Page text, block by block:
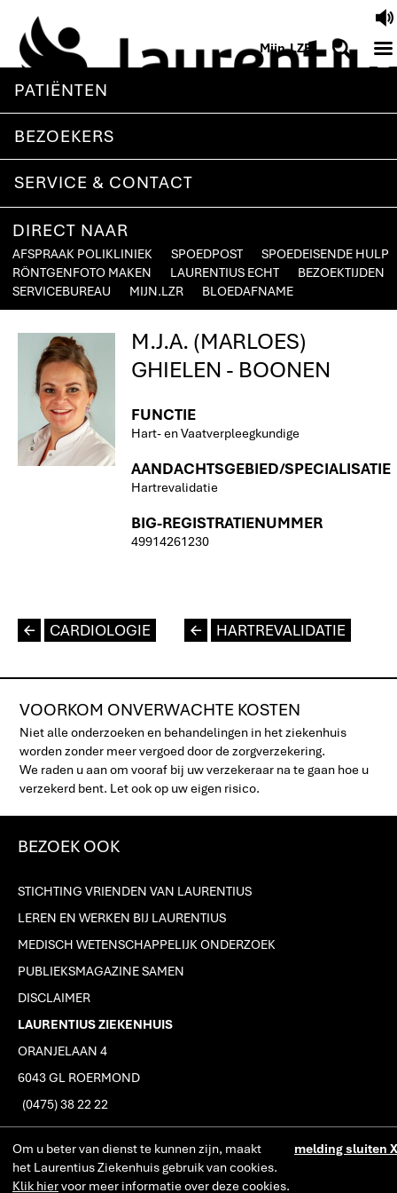
V
Mijn.LZR S M
PATIËNTEN
BEZOEKERS
SERVICE & CONTACT
DIRECT NAAR
AFSPRAAK POLIKLINIEK SPOEDPOST
SPOEDEISENDE HULP
RÖNTGENFOTO MAKEN
LAURENTIUS ECHT
BEZOEKTIJDEN
SERVICEBUREAU
MIJN.LZR BLOEDAFNAME
M.J.A. (MARLOES)
GHIELEN - BOONEN
FUNCTIE
Hart- en Vaatverpleegkundige
AANDACHTSGEBIED/SPECIALISATIE
Hartrevalidatie
BIG-REGISTRATIENUMMER
49914261230
L CARDIOLOGIE L HARTREVALIDATIE
VOORKOM ONVERWACHTE KOSTEN
Niet alle onderzoeken en behandelingen in het ziekenhuis
worden zonder meer vergoed door de zorgverzekering.
We raden u aan om vooraf bij uw verzekeraar na te gaan hoe u
verzekerd bent. Let ook op uw eigen risico.
BEZOEK OOK
STICHTING VRIENDEN VAN LAURENTIUS
LEREN EN WERKEN BIJ LAURENTIUS
MEDISCH WETENSCHAPPELIJK ONDERZOEK
PUBLIEKSMAGAZINE SAMEN
DISCLAIMER
LAURENTIUS ZIEKENHUIS
ORANJELAAN 4
6043 GL ROERMOND
(0475) 38 22 22
SERVICEPUNT LAURENTIUS ECHT
melding sluiten X
Om u beter van dienst te kunnen zijn, maakt
het Laurentius Ziekenhuis gebruik van cookies.
Klik hiervoor meer informatie over deze cookies.